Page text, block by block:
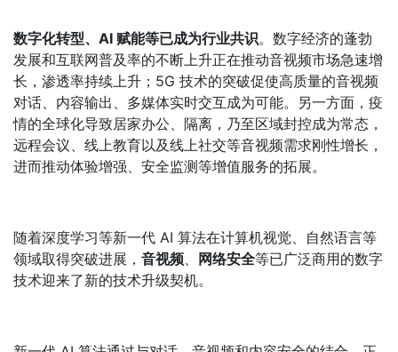
数字化转型、AI 赋能等已成为行业共识。数字经济的蓬勃
发展和互联网普及率的不断上升正在推动音视频市场急速增
长，渗透率持续上升；5G 技术的突破促使高质量的音视频
对话、内容输出、多媒体实时交互成为可能。另一方面，疫
情的全球化导致居家办公、隔离，乃至区域封控成为常态，
远程会议、线上教育以及线上社交等音视频需求刚性增长，
进而推动体验增强、安全监测等增值服务的拓展。
随着深度学习等新一代 AI 算法在计算机视觉、自然语言等
领域取得突破进展， 音视频、 网络安全等已广泛商用的数字
技术迎来了新的技术升级契机。